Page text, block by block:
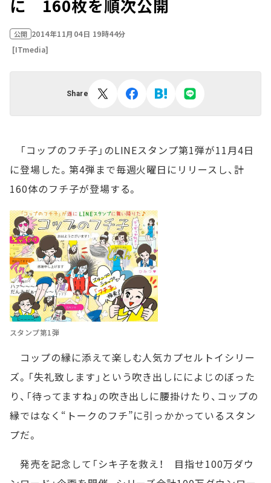
に 160枚を順次公開
公開 2014年11月04日 19時44分
[ITmedia]
Share
「コップのフチ子」のLINEスタンプ第1弾が11月4日
に登場した。第4弾まで毎週火曜日にリリースし、計
160体のフチ子が登場する。
スタンプ第1弾
コップの縁に添えて楽しむ人気カプセルトイシリー
ズ。「失礼致します」という吹き出しにによじのぼった
り、「待ってますね」の吹き出しに腰掛けたり、コップの
縁ではなく“トークのフチ”に引っかかっているスタン
プだ。
発売を記念して「シキ子を救え！ 目指せ100万ダウ